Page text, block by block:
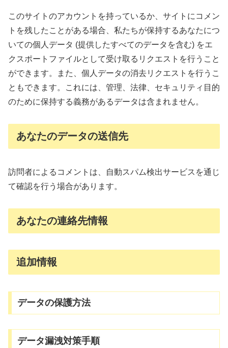
このサイトのアカウントを持っているか、サイトにコメン
トを残したことがある場合、私たちが保持するあなたにつ
いての個人データ (提供したすべてのデータを含む) をエ
クスポートファイルとして受け取るリクエストを行うこと
ができます。また、個人データの消去リクエストを行うこ
ともできます。これには、管理、法律、セキュリティ目的
のために保持する義務があるデータは含まれません。
あなたのデータの送信先
訪問者によるコメントは、自動スパム検出サービスを通じ
て確認を行う場合があります。
あなたの連絡先情報
追加情報
データの保護方法
データ漏洩対策手順